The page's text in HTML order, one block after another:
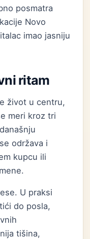
posmatra
Novo
imao jasniju
ritam
život u centru,
meri kroz tri
održava i
kupcu ili
U praksi
do posla,
tišina,